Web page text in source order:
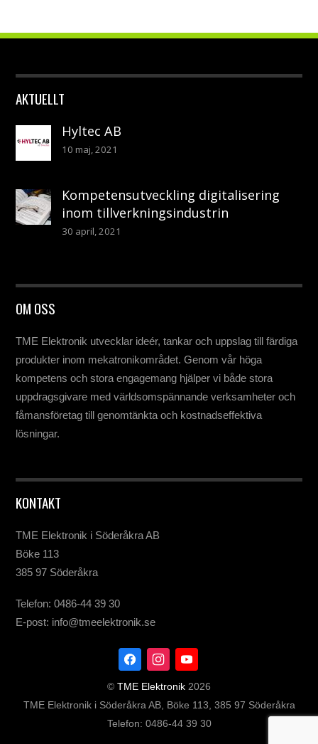
AKTUELLT
Hyltec AB
10 maj, 2021
Kompetensutveckling digitalisering
inom tillverkningsindustrin
30 april, 2021
OM OSS
TME Elektronik utvecklar ideér, tankar och uppslag till färdiga
produkter inom mekatronikområdet. Genom vår höga
kompetens och stora engagemang hjälper vi både stora
uppdragsgivare med världsomspännande verksamheter och
fåmansföretag till genomtänkta och kostnadseffektiva
lösningar.
KONTAKT
TME Elektronik i Söderåkra AB
Böke 113
385 97 Söderåkra
Telefon: 0486-44 39 30
E-post: info@tmeelektronik.se
© TME Elektronik 2026
TME Elektronik i Söderåkra AB, Böke 113, 385 97 Söderåkra
Telefon: 0486-44 39 30